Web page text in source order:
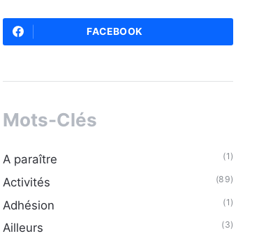
FACEBOOK
Mots-Clés
A paraître (1)
Activités (89)
Adhésion (1)
Ailleurs (3)